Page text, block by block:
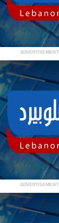
ADVERTISEMENT
ADVERTISEMENT